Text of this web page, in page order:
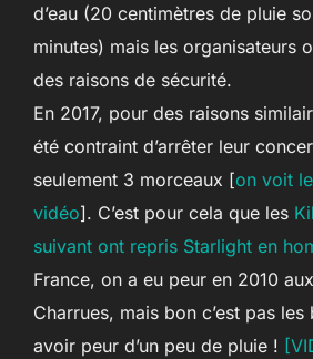
d’eau (20 centimètres de pluie
minutes) mais les organisateurs
des raisons de sécurité.
En 2017, pour des raisons
été contraint d’arrêter leur
seulement 3 morceaux [on voit
vidéo]. C’est pour cela que les
suivant ont repris Starlight en
France, on a eu peur en 2010
Charrues, mais bon c’est pas
avoir peur d’un peu de pluie !